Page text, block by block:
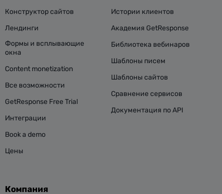
Конструктор сайтов
Лендинги
Формы и всплывающие
окна
Content monetization
Все возможности
GetResponse Free Trial
Интеграции
Book a demo
Цены
Истории клиентов
Академия GetResponse
Библиотека вебинаров
Шаблоны писем
Шаблоны сайтов
Сравнение сервисов
Документация по API
Компания